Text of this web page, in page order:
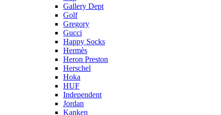
Gallery Dept
Golf
Gregory
Gucci
Happy Socks
Hermès
Heron Preston
Hersсhel
Hoka
HUF
Independent
Jordan
Kanken